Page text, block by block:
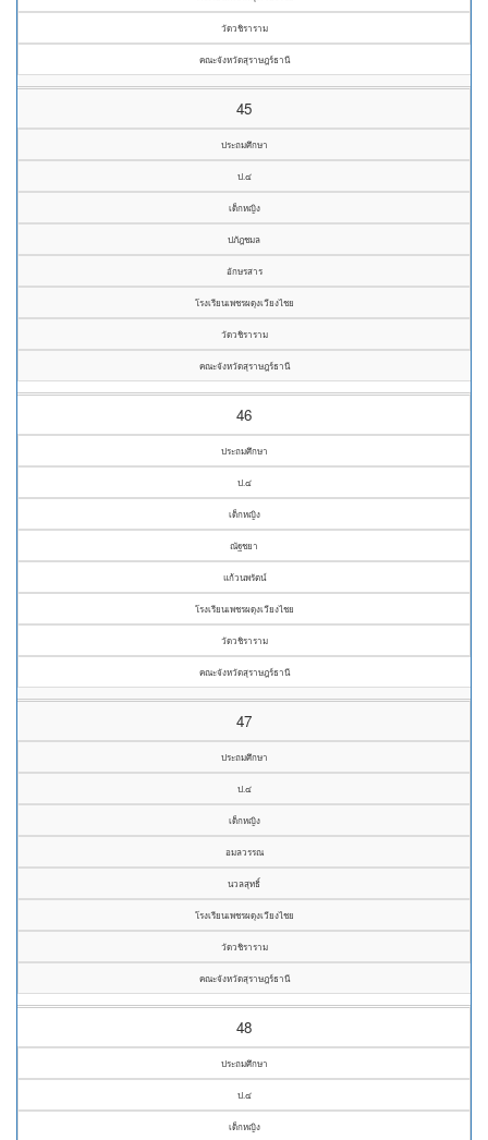
วัดวชิราราม
คณะจังหวัดสุราษฎร์ธานี
45
ประถมศึกษา
ป.๔
เด็กหญิง
ปภัฎชมล
อักษรสาร
โรงเรียนเพชรผดุงเวียงไชย
วัดวชิราราม
คณะจังหวัดสุราษฎร์ธานี
46
ประถมศึกษา
ป.๔
เด็กหญิง
ณัฐชยา
แก้วนพรัตน์
โรงเรียนเพชรผดุงเวียงไชย
วัดวชิราราม
คณะจังหวัดสุราษฎร์ธานี
47
ประถมศึกษา
ป.๔
เด็กหญิง
อมลวรรณ
นวลสุทธิ์
โรงเรียนเพชรผดุงเวียงไชย
วัดวชิราราม
คณะจังหวัดสุราษฎร์ธานี
48
ประถมศึกษา
ป.๔
เด็กหญิง